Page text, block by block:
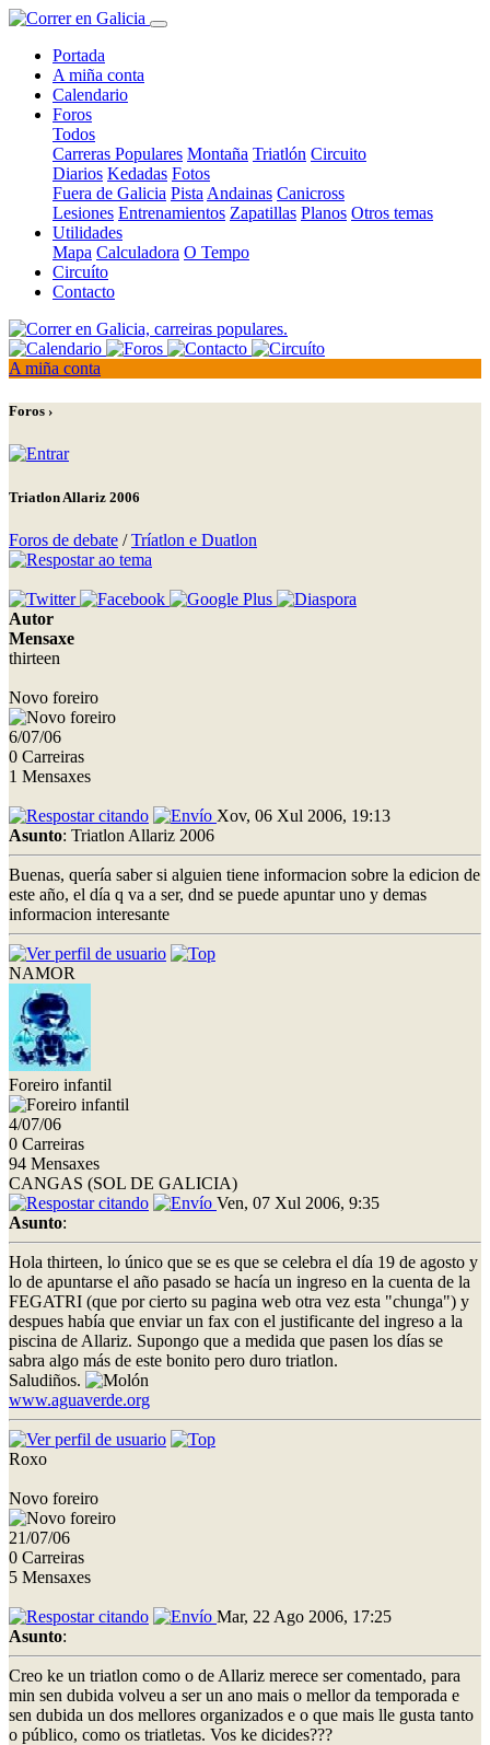
Portada
A miña conta
Calendario
Foros
Todos
Carreras Populares Montaña Triatlón Circuito
Diarios Kedadas Fotos
Fuera de Galicia Pista Andainas Canicross
Lesiones Entrenamientos Zapatillas Planos Otros temas
Utilidades
Mapa Calculadora O Tempo
Circuíto
Contacto
A miña conta
Foros ›
Triatlon Allariz 2006
Foros de debate /Tríatlon e Duatlon
Autor
Mensaxe
thirteen
Novo foreiro
6/07/06
0 Carreiras
1 Mensaxes
Xov, 06 Xul 2006, 19:13
Asunto: Triatlon Allariz 2006
Buenas, quería saber si alguien tiene informacion sobre la edicion de
este año, el día q va a ser, dnd se puede apuntar uno y demas
informacion interesante
NAMOR
Foreiro infantil
4/07/06
0 Carreiras
94 Mensaxes
CANGAS (SOL DE GALICIA)
Ven, 07 Xul 2006, 9:35
Asunto:
Hola thirteen, lo único que se es que se celebra el día 19 de agosto y
lo de apuntarse el año pasado se hacía un ingreso en la cuenta de la
FEGATRI (que por cierto su pagina web otra vez esta "chunga") y
despues había que enviar un fax con el justificante del ingreso a la
piscina de Allariz. Supongo que a medida que pasen los días se
sabra algo más de este bonito pero duro triatlon.
Saludiños.
www.aguaverde.org
Roxo
Novo foreiro
21/07/06
0 Carreiras
5 Mensaxes
Mar, 22 Ago 2006, 17:25
Asunto:
Creo ke un triatlon como o de Allariz merece ser comentado, para
min sen dubida volveu a ser un ano mais o mellor da temporada e
sen dubida un dos mellores organizados e o que mais lle gusta tanto
o público, como os triatletas. Vos ke dicides???